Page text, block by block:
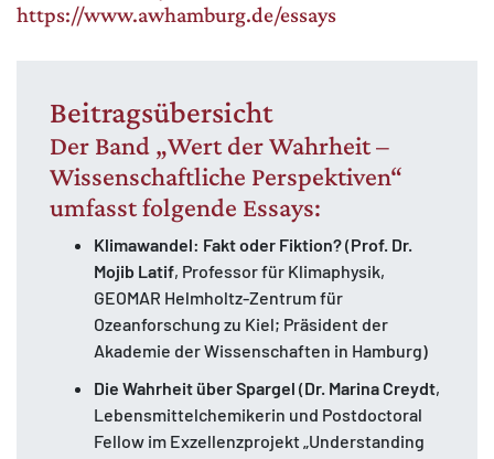
https://www.awhamburg.de/essays
Beitragsübersicht
Der Band „Wert der Wahrheit –
Wissenschaftliche Perspektiven“
umfasst folgende Essays:
Klimawandel: Fakt oder Fiktion?(Prof. Dr.
Mojib Latif, Professor für Klimaphysik,
GEOMAR Helmholtz-Zentrum für
Ozeanforschung zu Kiel; Präsident der
Akademie der Wissenschaften in Hamburg)
Die Wahrheit über Spargel (Dr. Marina Creydt,
Lebensmittelchemikerin und Postdoctoral
Fellow im Exzellenzprojekt „Understanding